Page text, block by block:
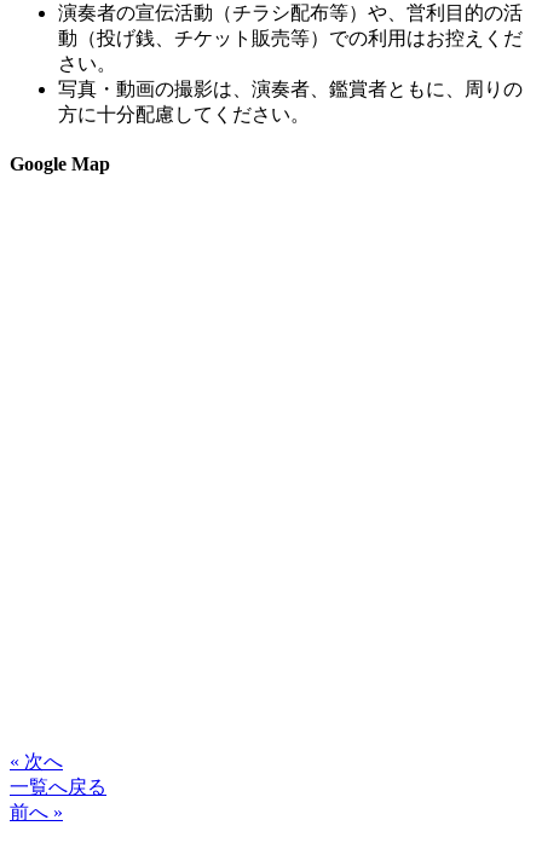
演奏者の宣伝活動（チラシ配布等）や、営利目的の活
動（投げ銭、チケット販売等）での利用はお控えくだ
さい。
写真・動画の撮影は、演奏者、鑑賞者ともに、周りの
方に十分配慮してください。
Google Map
« 次へ
一覧へ戻る
前へ »